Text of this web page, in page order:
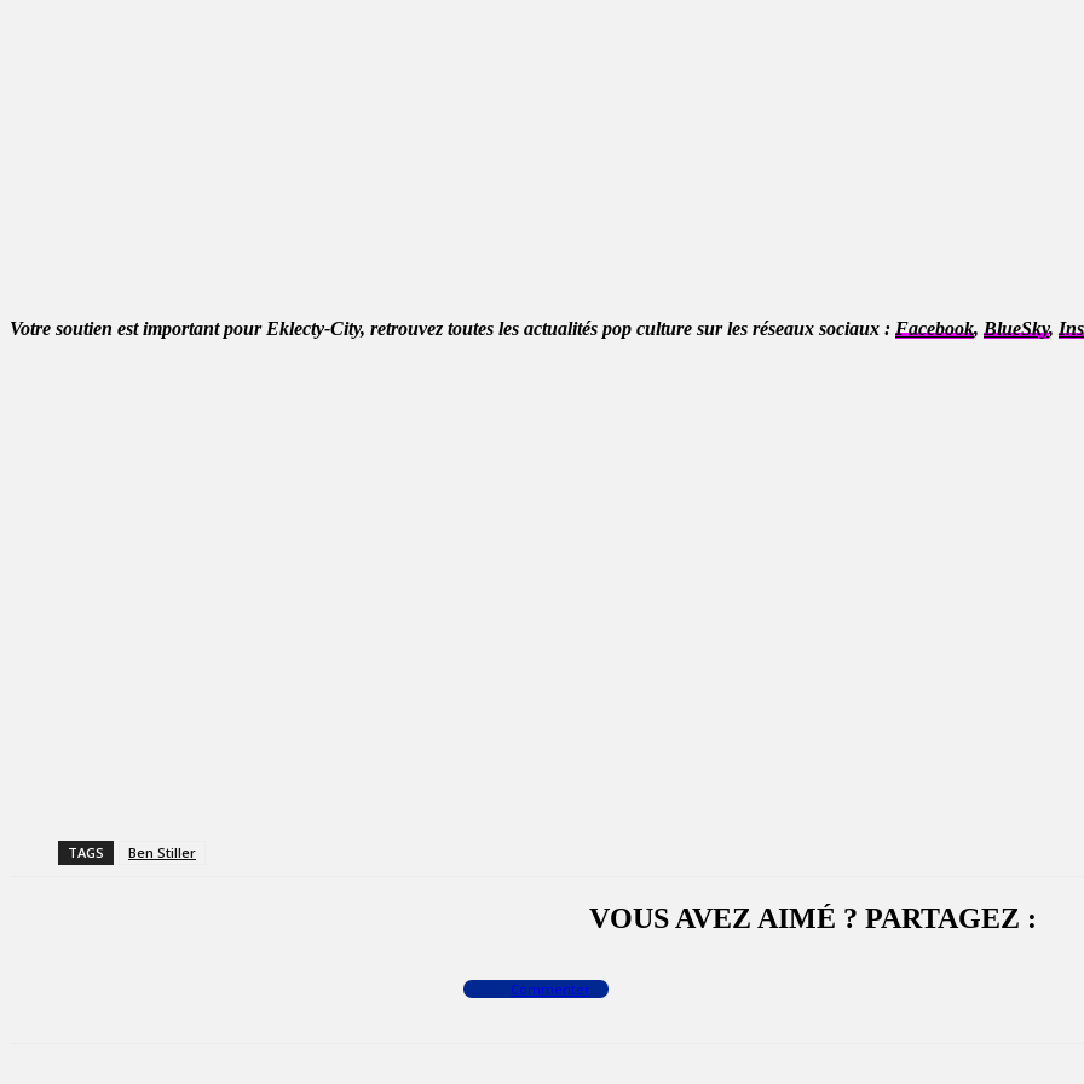
Votre soutien est important pour Eklecty-City, retrouvez toutes les actualités pop culture sur les réseaux sociaux : Facebook, BlueSky,
TAGS Ben Stiller
VOUS AVEZ AIMÉ ? PARTAGEZ :
Commenter